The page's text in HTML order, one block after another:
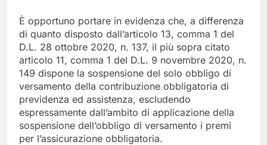
È opportuno portare in evidenza che, a differenza
di quanto disposto dall’articolo 13, comma 1 del
D.L. 28 ottobre 2020, n. 137, il più sopra citato
articolo 11, comma 1 del D.L. 9 novembre 2020, n.
149 dispone la sospensione del solo obbligo di
versamento della contribuzione obbligatoria di
previdenza ed assistenza, escludendo
espressamente dall’ambito di applicazione della
sospensione dell’obbligo di versamento i premi
per l’assicurazione obbligatoria.